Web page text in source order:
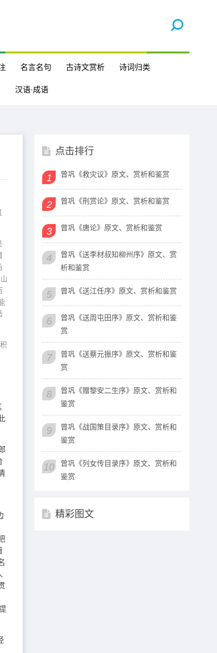
名言名句 古诗文赏析 诗词归类
汉语·成语
点击排行
1 曾巩《救灾议》原文、赏析和鉴赏
2 曾巩《刑赏论》原文、赏析和鉴赏
3 曾巩《唐论》原文、赏析和鉴赏
4
曾巩《送李材叔知柳州序》原文、赏
析和鉴赏
5 曾巩《送江任序》原文、赏析和鉴赏
6
曾巩《送周屯田序》原文、赏析和鉴
赏
7
曾巩《送蔡元振序》原文、赏析和鉴
赏
8
曾巩《赠黎安二生序》原文、赏析和
鉴赏
9
曾巩《战国策目录序》原文、赏析和
鉴赏
10
曾巩《列女传目录序》原文、赏析和
鉴赏
精彩图文